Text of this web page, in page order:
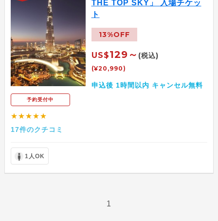
予約受付中
★★★★★
17件のクチコミ
THE TOP SKY」 入場チケッ
ト
13%OFF
US$129～ (税込)
(¥20,990)
申込後 1時間以内 キャンセル無料
1人OK
1